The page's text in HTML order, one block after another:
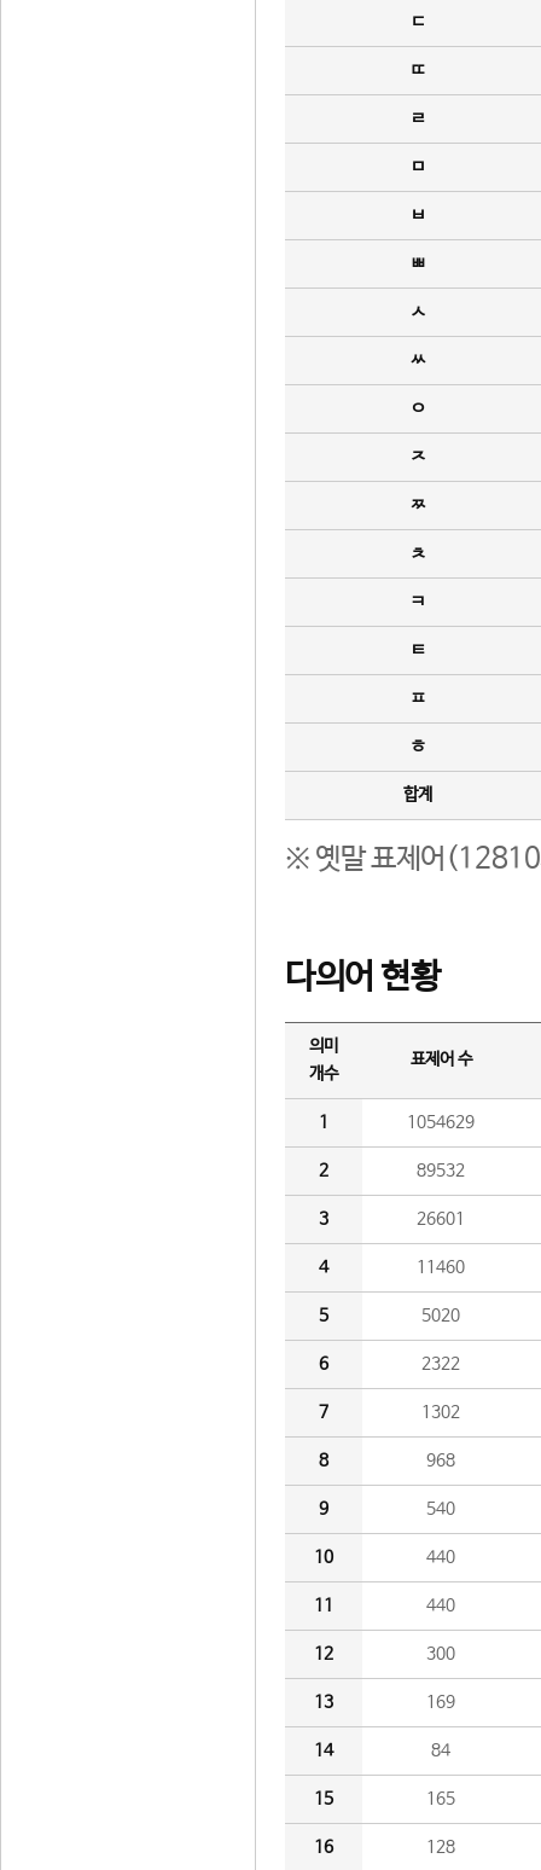
ㄷ
ㄸ
ㄹ
ㅁ
ㅂ
ㅃ
ㅅ
ㅆ
ㅇ
ㅈ
ㅉ
ㅊ
ㅋ
ㅌ
ㅍ
ㅎ
합계
※ 옛말 표제어(12810
다의어 현황
의미
개수
표제어 수
1 1054629
2 89532
3 26601
4 11460
5 5020
6 2322
7 1302
8 968
9 540
10 440
11 440
12 300
13 169
14 84
15 165
16 128